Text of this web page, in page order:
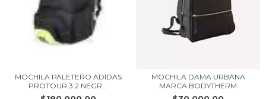
MOCHILA PALETERO ADIDAS
PROTOUR 3.2 NEGR...
MOCHILA DAMA URBANA
MARCA BODYTHERM